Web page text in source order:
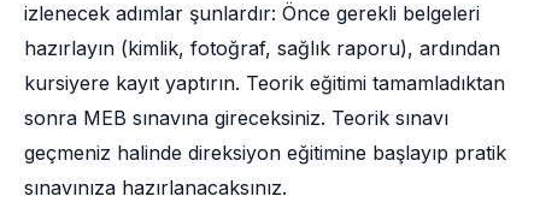
izlenecek adımlar şunlardır: Önce gerekli belgeleri
hazırlayın (kimlik, fotoğraf, sağlık raporu), ardından
kursiyere kayıt yaptırın. Teorik eğitimi tamamladıktan
sonra MEB sınavına gireceksiniz. Teorik sınavı
geçmeniz halinde direksiyon eğitimine başlayıp pratik
sınavınıza hazırlanacaksınız.